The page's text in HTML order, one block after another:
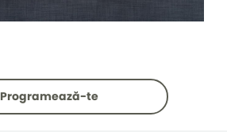
Programează-te